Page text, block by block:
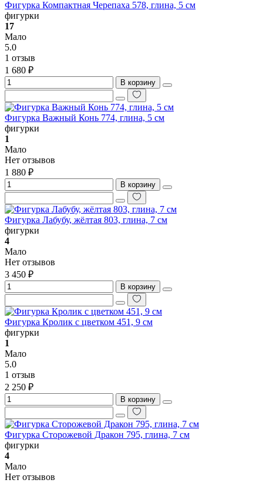
Фигурка Компактная Черепаха 578, глина, 5 см
фигурки
17
Мало
5.0
1 отзыв
1 680 ₽
В корзину
Фигурка Важный Конь 774, глина, 5 см
фигурки
1
Мало
Нет отзывов
1 880 ₽
В корзину
Фигурка Лабубу, жёлтая 803, глина, 7 см
фигурки
4
Мало
Нет отзывов
3 450 ₽
В корзину
Фигурка Кролик с цветком 451, 9 см
фигурки
1
Мало
5.0
1 отзыв
2 250 ₽
В корзину
Фигурка Сторожевой Дракон 795, глина, 7 см
фигурки
4
Мало
Нет отзывов